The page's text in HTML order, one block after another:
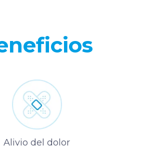
Alivio del dolor